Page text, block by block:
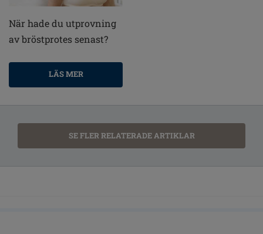
När hade du utprovning
av bröstprotes senast?
LÄS MER
SE FLER RELATERADE ARTIKLAR